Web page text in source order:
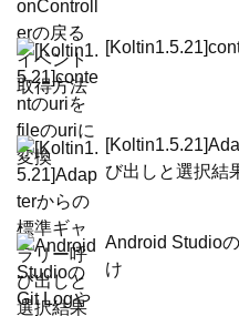
び出しと選択結
Android Studio
け